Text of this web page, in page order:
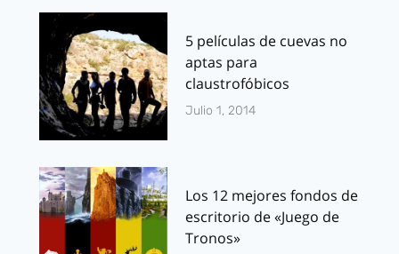
5 películas de cuevas no
aptas para
claustrofóbicos
Julio 1, 2014
Los 12 mejores fondos de
escritorio de «Juego de
Tronos»